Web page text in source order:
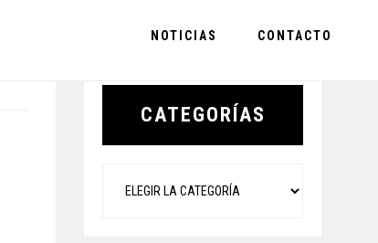
NOTICIAS CONTACTO
Primary
CATEGORÍAS